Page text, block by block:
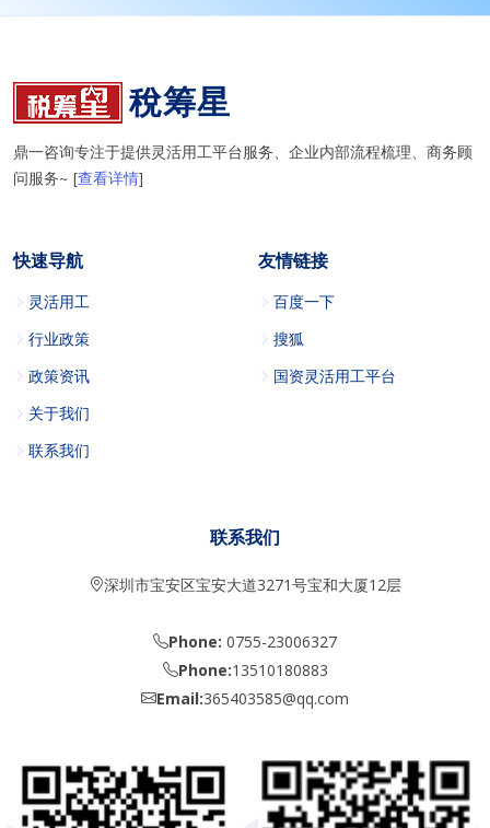
稅筹星
鼎一咨询专注于提供灵活用工平台服务、企业内部流程梳理、商务顾
问服务~ [查看详情]
快速导航
灵活用工
行业政策
政策资讯
关于我们
联系我们
友情链接
百度一下
搜狐
国资灵活用工平台
联系我们
深圳市宝安区宝安大道3271号宝和大厦12层
Phone: 0755-23006327
Phone:13510180883
Email:365403585@qq.com